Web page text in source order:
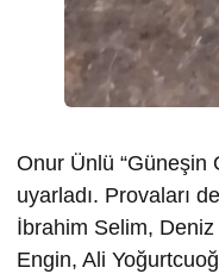
Onur Ünlü “Güneşin
uyarladı. Provaları
İbrahim Selim,
Engin, Ali